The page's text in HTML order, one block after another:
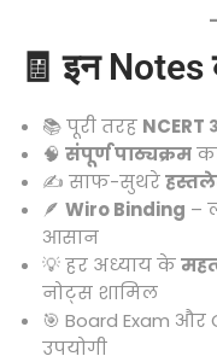
🧾 इन Notes
📚 पूरी तरह
🧠 संपूर्ण पाठ्यक्रम
✍️ साफ-सुथरे
🪶 Wiro Binding –
आसान
💡 हर अध्याय के
नोट्स शामिल
🎯 Board Exam
उपयोगी